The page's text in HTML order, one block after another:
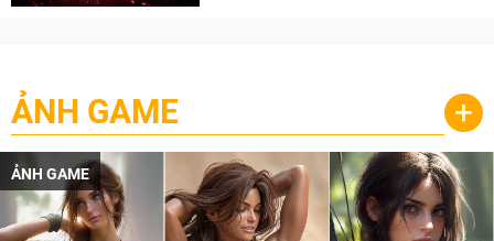
ẢNH GAME +
ẢNH GAME